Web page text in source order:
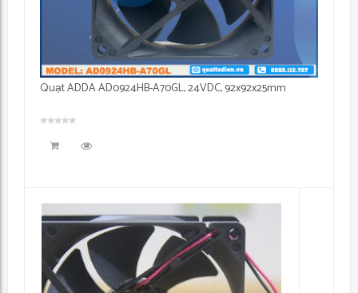
Quạt ADDA AD0924HB-A70GL, 24VDC, 92x92x25mm